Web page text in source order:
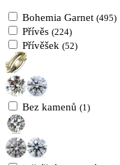
Bohemia Garnet (495)
Přívěs (224)
Přívěšek (52)
Bez kamenů (1)